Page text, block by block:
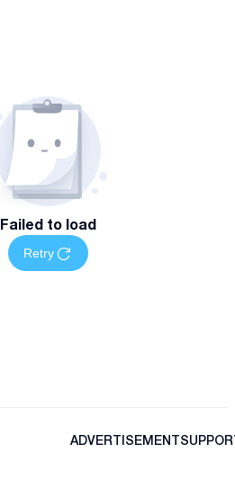
Failed to load
Retry
ADVERTISEMENT